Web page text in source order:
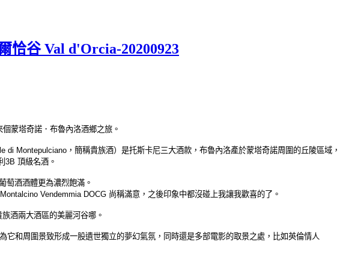
恰谷 Val d'Orcia-20200923
蒙塔奇諾．布魯內洛酒鄉之旅。
Montepulciano，簡稱貴族酒）是托斯卡尼三大酒款，布魯內洛產於蒙塔奇諾周圍的丘陵區域，
3B 頂級名酒。
萄酒酒體更為濃烈飽滿。
Vendemmia DOCG 尚稱滿意，之後印象中都沒碰上我讓我歡喜的了。
酒兩大酒區的美麗河谷哪。
和周圍景致形成一股遺世獨立的夢幻氣氛，同時還是多部電影的取景之處，比如英倫情人